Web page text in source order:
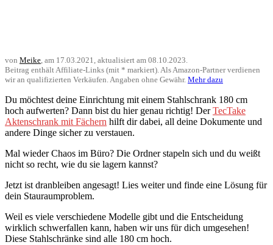
von Meike, am 17.03.2021, aktualisiert am 08.10.2023.
Beitrag enthält Affiliate-Links (mit * markiert). Als Amazon-Partner verdienen
wir an qualifizierten Verkäufen. Angaben ohne Gewähr. Mehr dazu
Du möchtest deine Einrichtung mit einem Stahlschrank 180 cm
hoch aufwerten? Dann bist du hier genau richtig! DerTecTake
Aktenschrank mit Fächern hilft dir dabei, all deine Dokumente und
andere Dinge sicher zu verstauen.
Mal wieder Chaos im Büro? Die Ordner stapeln sich und du weißt
nicht so recht, wie du sie lagern kannst?
Jetzt ist dranbleiben angesagt! Lies weiter und finde eine Lösung für
dein Stauraumproblem.
Weil es viele verschiedene Modelle gibt und die Entscheidung
wirklich schwerfallen kann, haben wir uns für dich umgesehen!
Diese Stahlschränke sind alle 180 cm hoch.